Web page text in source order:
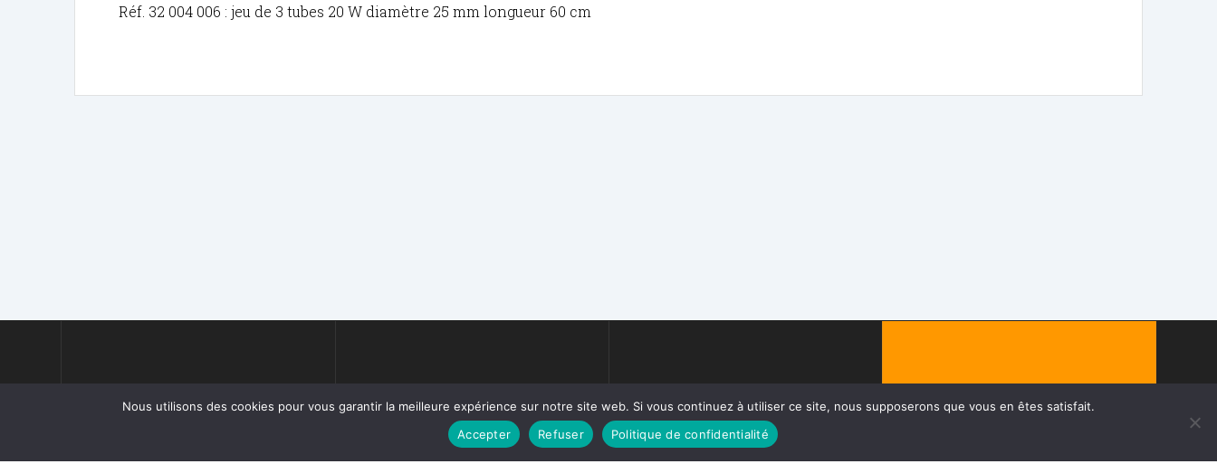
Réf. 32 004 006 : jeu de 3 tubes 20 W diamètre 25 mm longueur 60 cm
Nous utilisons des cookies pour vous garantir la meilleure expérience sur notre site web. Si vous continuez à utiliser ce site, nous supposerons que vous en êtes satisfait.
Accepter
Refuser Politique de confidentialité